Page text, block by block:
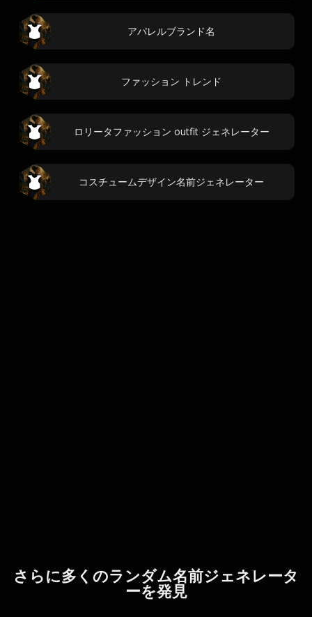
アパレルブランド名
ファッション トレンド
ロリータファッション outfit ジェネレーター
コスチュームデザイン名前ジェネレーター
さらに多くのランダム名前ジェネレータ
ーを発見